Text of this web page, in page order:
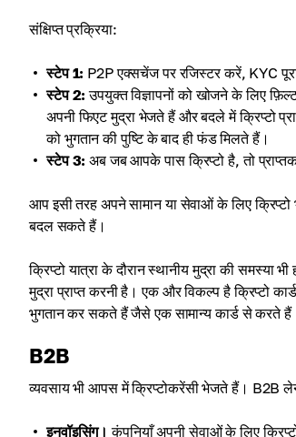
संक्षिप्त प्रक्रिया:
स्टेप 1: P2P एक्सचेंज पर रजिस्टर करें, KYC
स्टेप 2: उपयुक्त विज्ञापनों को खोजने के लिए
अपनी फिएट मुद्रा भेजते हैं और बदले में क्रिप्टो
को भुगतान की पुष्टि के बाद ही फंड मिलते हैं।
स्टेप 3: अब जब आपके पास क्रिप्टो है, तो
आप इसी तरह अपने सामान या सेवाओं के लिए क्रिप्टो
बदल सकते हैं।
क्रिप्टो यात्रा के दौरान स्थानीय मुद्रा की
मुद्रा प्राप्त करनी है। एक और विकल्प है क्रिप्टो
भुगतान कर सकते हैं जैसे एक सामान्य कार्ड से करते
B2B
व्यवसाय भी आपस में क्रिप्टोकरेंसी भेजते हैं। B2B
इनवॉइसिंग। कंपनियाँ अपनी सेवाओं के लिए